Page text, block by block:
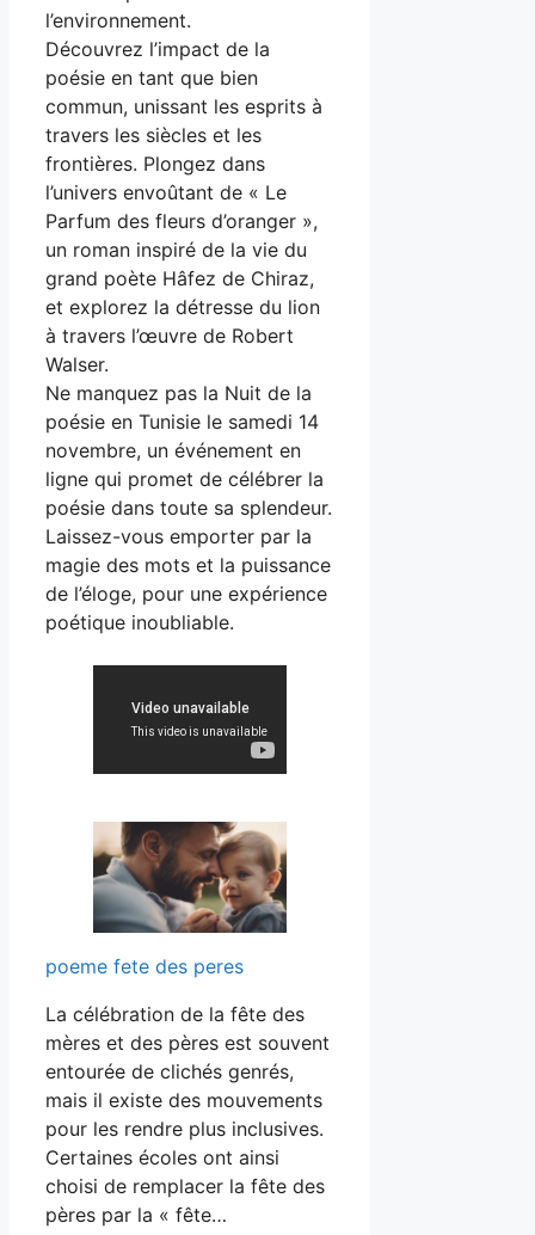
l’environnement.
Découvrez l’impact de la
poésie en tant que bien
commun, unissant les esprits à
travers les siècles et les
frontières. Plongez dans
l’univers envoûtant de « Le
Parfum des fleurs d’oranger »,
un roman inspiré de la vie du
grand poète Hâfez de Chiraz,
et explorez la détresse du lion
à travers l’œuvre de Robert
Walser.
Ne manquez pas la Nuit de la
poésie en Tunisie le samedi 14
novembre, un événement en
ligne qui promet de célébrer la
poésie dans toute sa splendeur.
Laissez-vous emporter par la
magie des mots et la puissance
de l’éloge, pour une expérience
poétique inoubliable.
poeme fete des peres
La célébration de la fête des
mères et des pères est souvent
entourée de clichés genrés,
mais il existe des mouvements
pour les rendre plus inclusives.
Certaines écoles ont ainsi
choisi de remplacer la fête des
pères par la « fête…